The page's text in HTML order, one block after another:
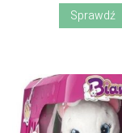
Sprawdź